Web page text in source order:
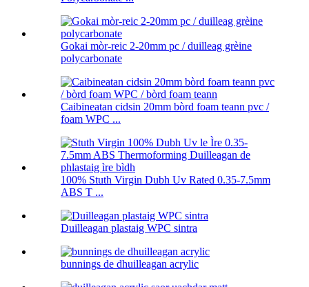
Gokai mòr-reic 2-20mm pc / duilleag grèine
polycarbonate
Caibineatan cidsin 20mm bòrd foam teann pvc /
foam WPC ...
100% Stuth Virgin Dubh Uv Rated 0.35-7.5mm
ABS T ...
Duilleagan plastaig WPC sintra
bunnings de dhuilleagan acrylic